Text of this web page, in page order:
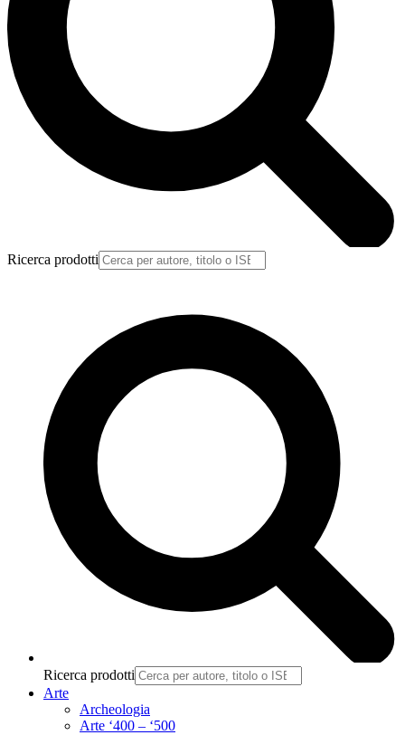
Ricerca prodotti
Ricerca prodotti
Arte
Archeologia
Arte ‘400 – ‘500